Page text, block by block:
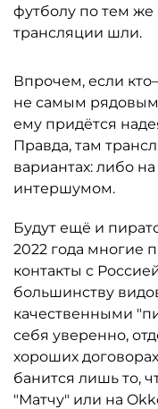
футболу по тем
трансляции шли.
Впрочем, если
не самым рядовым
ему придётся
Правда, там
вариантах: либо
интершумом.
Будут ещё и
2022 года многие
контакты с
большинству
качественными
себя уверенно,
хороших
банится лишь то,
"Матчу" или на